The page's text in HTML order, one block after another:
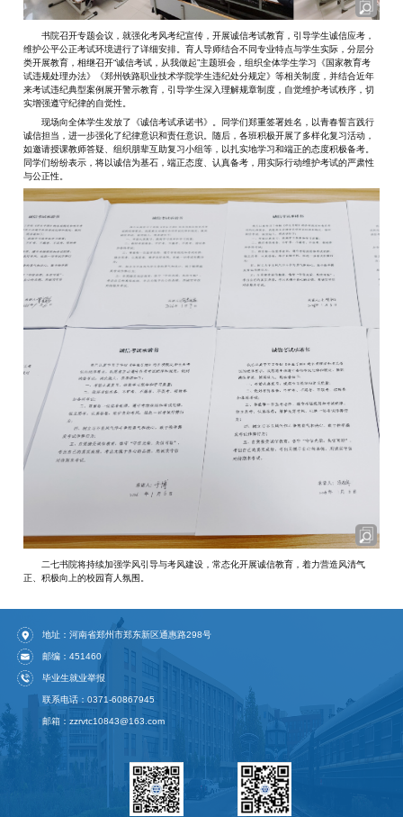
书院召开专题会议，就强化考风考纪宣传，开展诚信考试教育，引导学生诚信应考，
维护公平公正考试环境进行了详细安排。育人导师结合不同专业特点与学生实际，分层分
类开展教育，相继召开“诚信考试，从我做起”主题班会，组织全体学生学习《国家教育考
试违规处理办法》《郑州铁路职业技术学院学生违纪处分规定》等相关制度，并结合近年
来考试违纪典型案例展开警示教育，引导学生深入理解规章制度，自觉维护考试秩序，切
实增强遵守纪律的自觉性。
现场向全体学生发放了《诚信考试承诺书》。同学们郑重签署姓名，以青春誓言践行
诚信担当，进一步强化了纪律意识和责任意识。随后，各班积极开展了多样化复习活动，
如邀请授课教师答疑、组织朋辈互助复习小组等，以扎实地学习和端正的态度积极备考。
同学们纷纷表示，将以诚信为基石，端正态度、认真备考，用实际行动维护考试的严肃性
与公正性。
二七书院将持续加强学风引导与考风建设，常态化开展诚信教育，着力营造风清气
正、积极向上的校园育人氛围。
地址：河南省郑州市郑东新区通惠路298号
邮编：451460
毕业生就业举报
联系电话：0371-60867945
邮箱：zzrvtc10843@163.com